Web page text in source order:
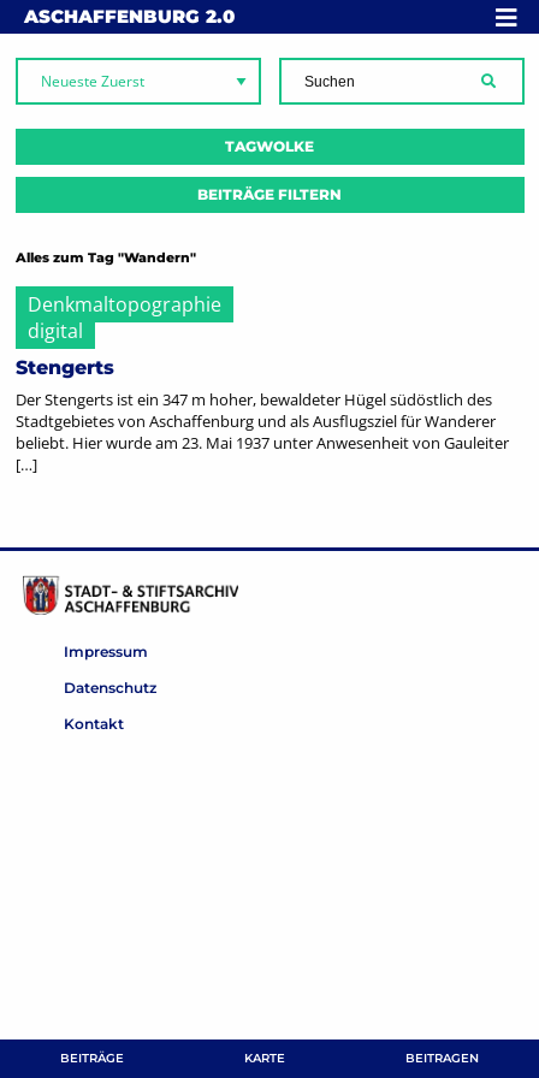
Skip to content
ASCHAFFENBURG 2.0
BEITRÄGE KARTE BEITRAGEN
MENÜ
TAGWOLKE
BEITRÄGE FILTERN
Alles zum Tag "Wandern"
Denkmaltopographie
digital
Stengerts
Der Stengerts ist ein 347 m hoher, bewaldeter Hügel südöstlich des
Stadtgebietes von Aschaffenburg und als Ausflugsziel für Wanderer
beliebt. Hier wurde am 23. Mai 1937 unter Anwesenheit von Gauleiter
[…]
Impressum
Datenschutz
Kontakt